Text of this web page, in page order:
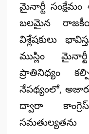
మైనార్టీ
బలమైన
విశ్లేషకులు
ముస్లిం
ప్రాతినిధ్యం
నేపథ్యంలో,
ద్వారా
సమతుల్యతను